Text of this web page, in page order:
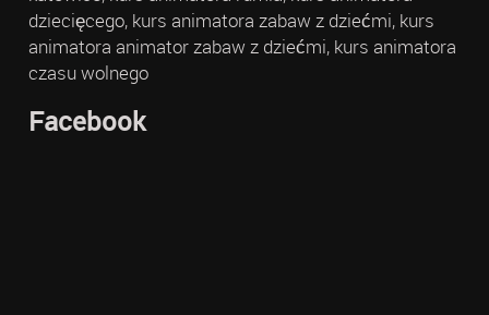
dziecięcego, kurs animatora zabaw z dziećmi, kurs
animatora animator zabaw z dziećmi, kurs animatora
czasu wolnego
Facebook